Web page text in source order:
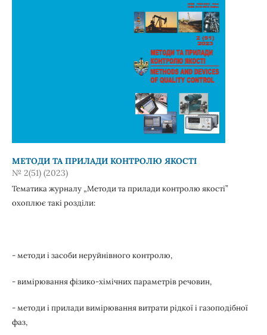
МЕТОДИ ТА ПРИЛАДИ КОНТРОЛЮ ЯКОСТІ
№ 2(51) (2023)
Тематика журналу „Методи та прилади контролю якості”
охоплює такі розділи:
- методи і засоби неруйнівного контролю,
- вимірювання фізико-хімічних параметрів речовин,
- методи і прилади вимірювання витрати рідкої і газоподібної
фаз,